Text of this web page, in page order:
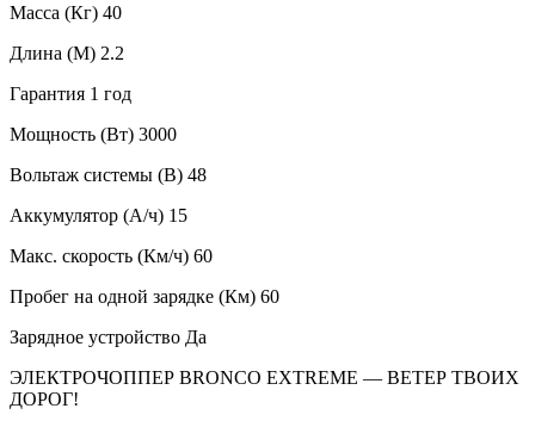
Масса (Кг) 40
Длина (М) 2.2
Гарантия 1 год
Мощность (Вт) 3000
Вольтаж системы (В) 48
Аккумулятор (А/ч) 15
Макс. скорость (Км/ч) 60
Пробег на одной зарядке (Км) 60
Зарядное устройство Да
ЭЛЕКТРОЧОППЕР BRONCO EXTREME — ВЕТЕР ТВОИХ
ДОРОГ!